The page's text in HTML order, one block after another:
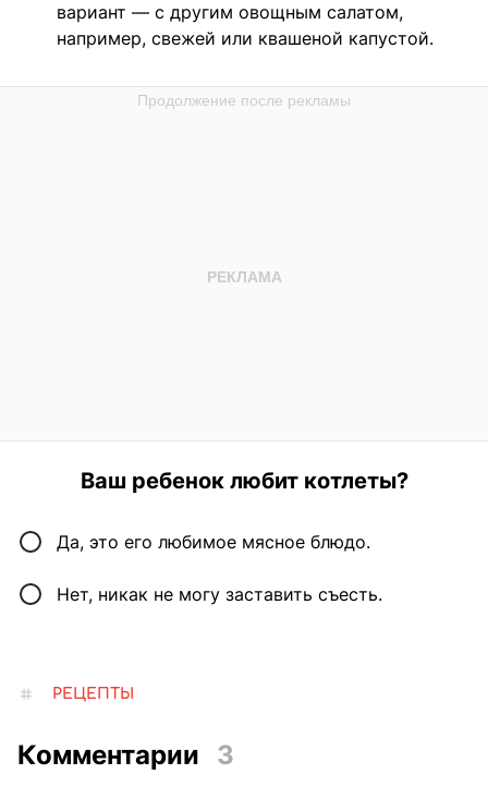
вариант — с другим овощным салатом,
например, свежей или квашеной капустой.
Ваш ребенок любит котлеты?
Да, это его любимое мясное блюдо.
Нет, никак не могу заставить съесть.
РЕЦЕПТЫ
Комментарии 3